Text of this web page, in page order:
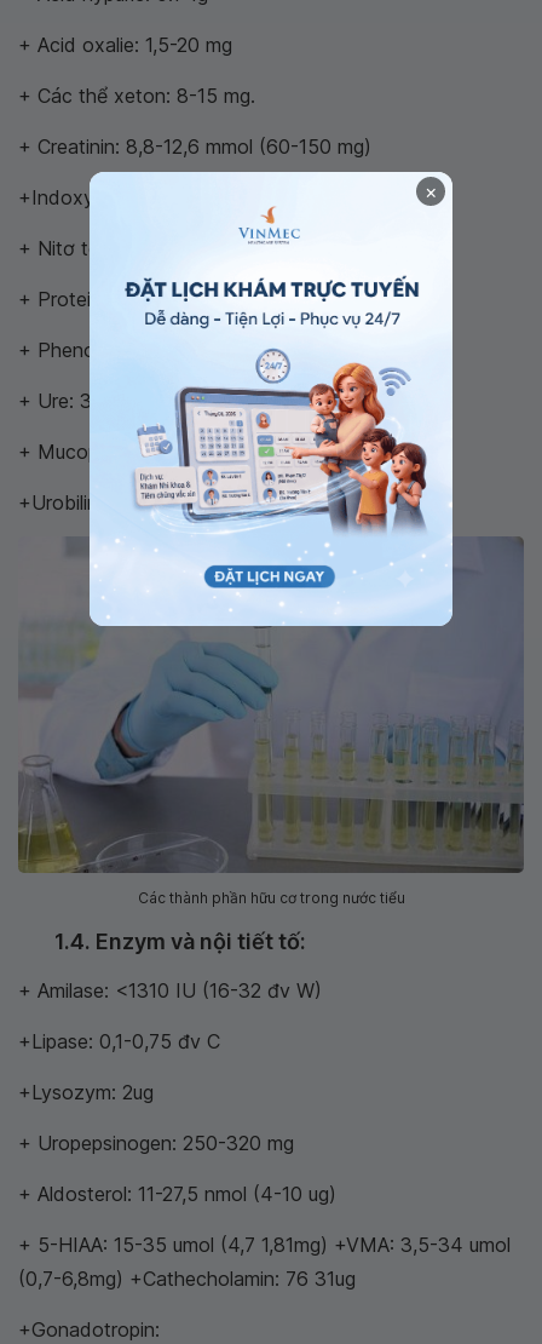
+ Acid oxalie: 1,5-20 mg
+ Các thể xeton: 8-15 mg.
+ Creatinin: 8,8-12,6 mmol (60-150 mg)
+Indoxyl: 4-20 mg
+ Nitơ toàn phần: 12-15g
+ Protein: <30 mg
+ Phenol toàn phần: 0,2-0,8g.
+ Ure: 365-431 mmol (22-26g)
+ Mucoprotein: 150-300 mg
+Urobilin: 0,2-0,6 mg/l
Các thành phần hữu cơ trong nước tiểu
1.4. Enzym và nội tiết tố:
+ Amilase: <1310 IU (16-32 đv W)
+Lipase: 0,1-0,75 đv C
+Lysozym: 2ug
+ Uropepsinogen: 250-320 mg
+ Aldosterol: 11-27,5 nmol (4-10 ug)
+ 5-HIAA: 15-35 umol (4,7 1,81mg) +VMA: 3,5-34 umol
(0,7-6,8mg) +Cathecholamin: 76 31ug
+Gonadotropin:
×